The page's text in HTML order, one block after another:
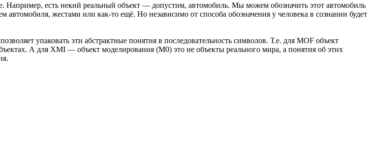
Например, есть некий реальный объект — допустим, автомобиль. Мы можем обозначить этот автомобиль
жестами или как-то ещё. Но независимо от способа обозначения у человека в сознании будет
упаковать эти абстрактные понятия в последовательность символов. Т.е. для MOF объект
А для XMI — объект моделирования (М0) это не объекты реального мира, а понятия об этих